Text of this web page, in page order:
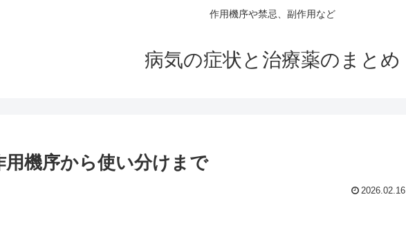
作用機序や禁忌、副作用など
病気の症状と治療薬のまとめ
用機序から使い分けまで
2026.02.16